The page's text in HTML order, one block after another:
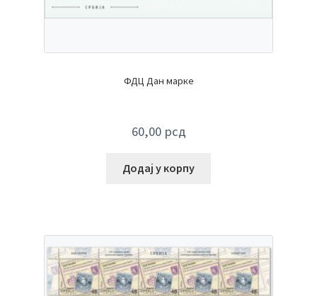
ФДЦ Дан марке
60,00 рсд
Додај у корпу